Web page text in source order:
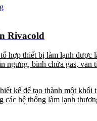
Rivacold
hợp thiết bị làm lạnh được
ngưng, bình chứa gas, van
kế để tạo thành một khối
các hệ thống làm lạnh